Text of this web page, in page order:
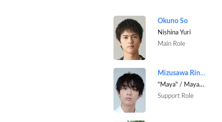
Okuno So
Nishina Yuri
Main Role
Mizusawa Rintaro
"Maya" / Mayama Shin
Support Role